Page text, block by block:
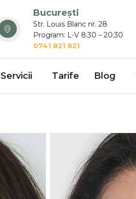
București
Str. Louis Blanc nr. 28
Program: L-V 8:30 – 20:30
0741 821 821
Servicii Tarife Blog